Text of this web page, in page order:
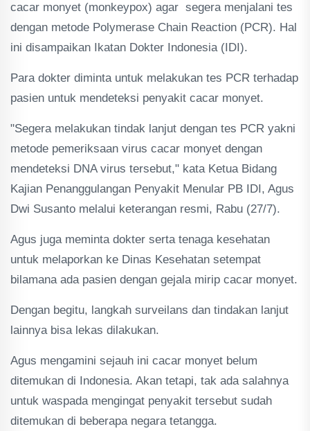
cacar monyet (monkeypox) agar segera menjalani tes
dengan metode Polymerase Chain Reaction (PCR). Hal
ini disampaikan Ikatan Dokter Indonesia (IDI).
Para dokter diminta untuk melakukan tes PCR terhadap
pasien untuk mendeteksi penyakit cacar monyet.
"Segera melakukan tindak lanjut dengan tes PCR yakni
metode pemeriksaan virus cacar monyet dengan
mendeteksi DNA virus tersebut," kata Ketua Bidang
Kajian Penanggulangan Penyakit Menular PB IDI, Agus
Dwi Susanto melalui keterangan resmi, Rabu (27/7).
Agus juga meminta dokter serta tenaga kesehatan
untuk melaporkan ke Dinas Kesehatan setempat
bilamana ada pasien dengan gejala mirip cacar monyet.
Dengan begitu, langkah surveilans dan tindakan lanjut
lainnya bisa lekas dilakukan.
Agus mengamini sejauh ini cacar monyet belum
ditemukan di Indonesia. Akan tetapi, tak ada salahnya
untuk waspada mengingat penyakit tersebut sudah
ditemukan di beberapa negara tetangga.